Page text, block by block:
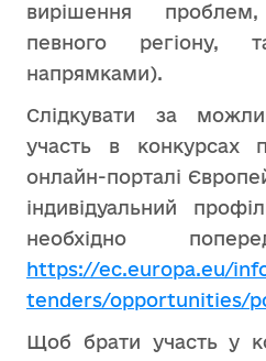
вирішення
певного регіону,
напрямками).
Слідкувати за
участь в конкурсах
онлайн-порталі
індивідуальний
необхідно
https://ec.europa.eu/
tenders/opportunities/
Щоб брати участь у